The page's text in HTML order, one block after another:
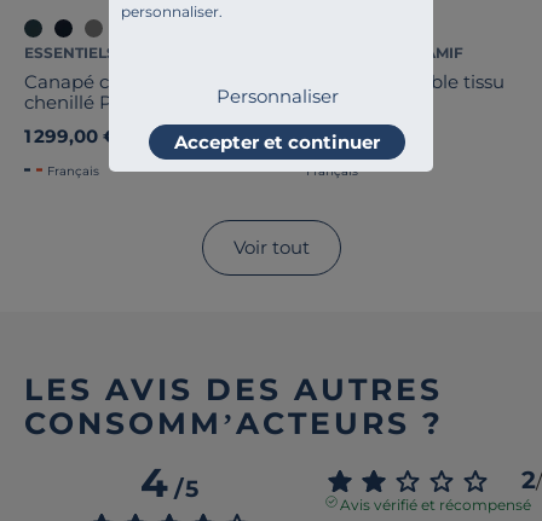
personnaliser.
Personnaliser
Accepter et continuer
ESSENTIELS PAR CAMIF
Canapé convertible tissu
chenillé Portimo
1 299,00 €
Français
ESSENTIELS PAR CAMIF
Canapé convertible tissu
Portimo
1 299,00 €
Français
Voir tout
LES AVIS DES AUTRES
CONSOMM’ACTEURS ?
4/5 2/
Avis vérifié et récompensé